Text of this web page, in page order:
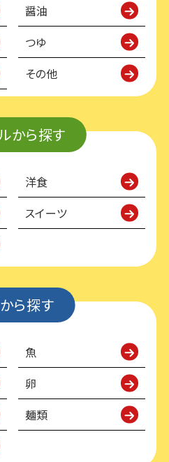
醤油
つゆ
その他
から探す
洋食
スイーツ
ら探す
魚
卵
麺類